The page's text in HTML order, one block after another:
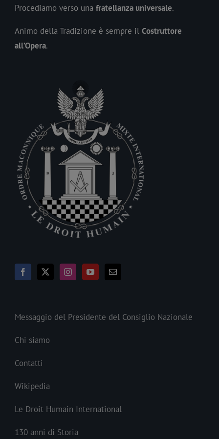
Procediamo verso una fratellanza universale.
Animo della Tradizione è sempre il Costruttore
all’Opera.
Messaggio del Presidente del Consiglio Nazionale
Chi siamo
Contatti
Wikipedia
Le Droit Humain International
130 anni di Storia